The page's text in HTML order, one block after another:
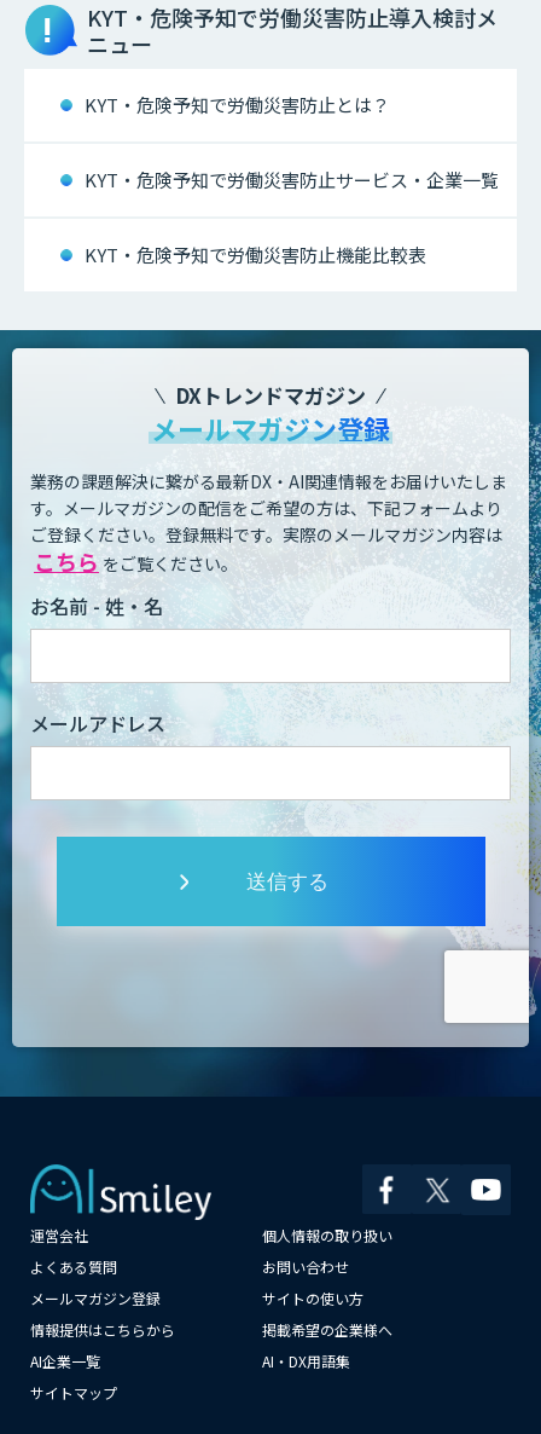
KYT・危険予知で労働災害防止導入検討メ
ニュー
KYT・危険予知で労働災害防止とは？
KYT・危険予知で労働災害防止サービス・企業一覧
KYT・危険予知で労働災害防止機能比較表
DXトレンドマガジン
メールマガジン登録
業務の課題解決に繋がる最新DX・AI関連情報をお届けいたしま
す。 メールマガジンの配信をご希望の方は、下記フォームより
ご登録ください。登録無料です。 実際のメールマガジン内容は
こちら をご覧ください。
お名前 - 姓・名
メールアドレス
送信する
運営会社
個人情報の取り扱い
よくある質問
お問い合わせ
メールマガジン登録
サイトの使い方
情報提供はこちらから
掲載希望の企業様へ
AI企業一覧
AI・DX用語集
サイトマップ